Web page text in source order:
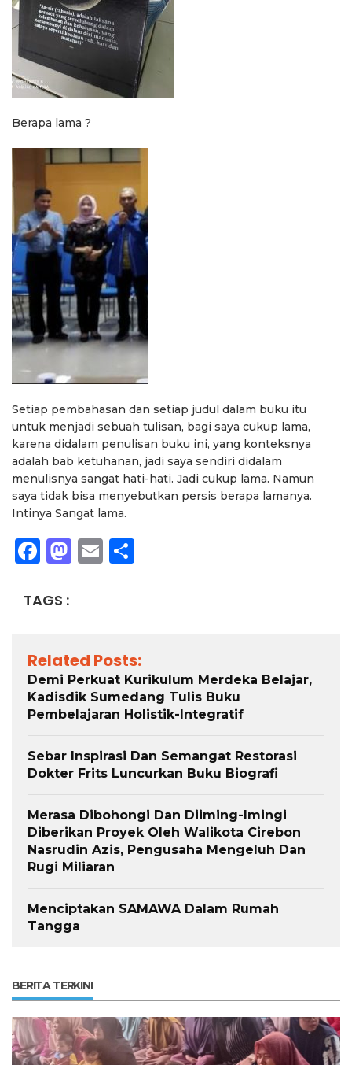
Berapa lama ?
Setiap pembahasan dan setiap judul dalam buku itu
untuk menjadi sebuah tulisan, bagi saya cukup lama,
karena didalam penulisan buku ini, yang konteksnya
adalah bab ketuhanan, jadi saya sendiri didalam
menulisnya sangat hati-hati. Jadi cukup lama. Namun
saya tidak bisa menyebutkan persis berapa lamanya.
Intinya Sangat lama.
Facebook
Mastodon
Email
TAGS :
Related Posts:
Demi Perkuat Kurikulum Merdeka Belajar,
Kadisdik Sumedang Tulis Buku
Pembelajaran Holistik-Integratif
Sebar Inspirasi Dan Semangat Restorasi
Dokter Frits Luncurkan Buku Biografi
Merasa Dibohongi Dan Diiming-Imingi
Diberikan Proyek Oleh Walikota Cirebon
Nasrudin Azis, Pengusaha Mengeluh Dan
Rugi Miliaran
Menciptakan SAMAWA Dalam Rumah
Tangga
BERITA TERKINI